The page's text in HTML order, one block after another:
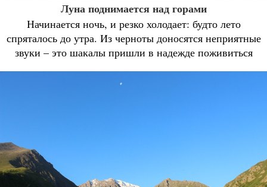
Луна поднимается над горами
Начинается ночь, и резко холодает: будто лето
спряталось до утра. Из черноты доносятся неприятные
звуки – это шакалы пришли в надежде поживиться